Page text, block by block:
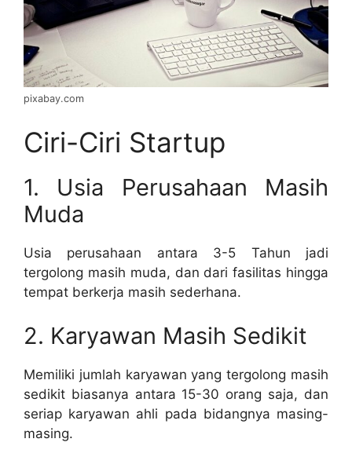
pixabay.com
Ciri-Ciri Startup
1. Usia Perusahaan Masih
Muda
Usia perusahaan antara 3-5 Tahun jadi
tergolong masih muda, dan dari fasilitas hingga
tempat berkerja masih sederhana.
2. Karyawan Masih Sedikit
Memiliki jumlah karyawan yang tergolong masih
sedikit biasanya antara 15-30 orang saja, dan
seriap karyawan ahli pada bidangnya masing-
masing.